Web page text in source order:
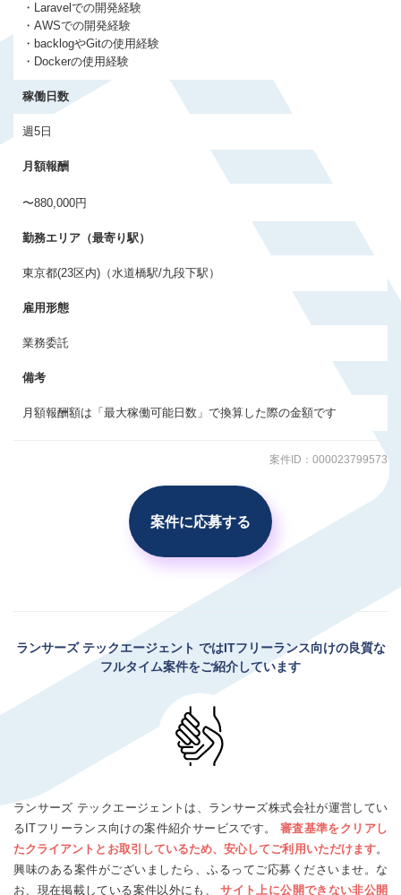
・Laravelでの開発経験
・AWSでの開発経験
・backlogやGitの使用経験
・Dockerの使用経験
稼働日数
週5日
月額報酬
〜880,000円
勤務エリア（最寄り駅）
東京都(23区内)（水道橋駅/九段下駅）
雇用形態
業務委託
備考
月額報酬額は「最大稼働可能日数」で換算した際の金額です
案件ID：000023799573
案件に応募する
会員登録する
すでに登録済みの方はログイン
ランサーズ テックエージェント ではITフリーランス向けの良質な
フルタイム案件をご紹介しています
ランサーズ テックエージェントは、ランサーズ株式会社が運営してい
るITフリーランス向けの案件紹介サービスです。 審査基準をクリアし
たクライアントとお取引しているため、安心してご利用いただけます。
興味のある案件がございましたら、ふるってご応募くださいませ。な
お、現在掲載している案件以外にも、サイト上に公開できない非公開